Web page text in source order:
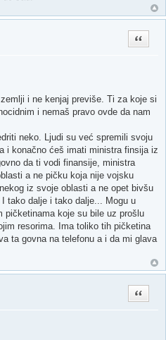
Quote
i ne kenjaj previše. Ti za koje si
i nemaš pravo ovde da nam
neko. Ljudi su već spremili svoju
i konačno ćeš imati ministra finsija iz
da ti vodi finansije, ministra
a ne pičku koja nije vojsku
iz svoje oblasti a ne opet bivšu
tako dalje i tako dalje... Mogu u
pičketinama koje su bile uz prošlu
resorima. Ima toliko tih pičketina
ta govna na telefonu a i da mi glava
Quote